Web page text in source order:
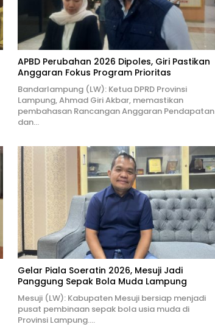
APBD Perubahan 2026 Dipoles, Giri Pastikan
Anggaran Fokus Program Prioritas
Bandarlampung (LW): Ketua DPRD Provinsi
Lampung, Ahmad Giri Akbar, memastikan
pembahasan Rancangan Anggaran Pendapatan
dan…
Gelar Piala Soeratin 2026, Mesuji Jadi
Panggung Sepak Bola Muda Lampung
Mesuji (LW): Kabupaten Mesuji bersiap menjadi
pusat pembinaan sepak bola usia muda di
Provinsi Lampung….